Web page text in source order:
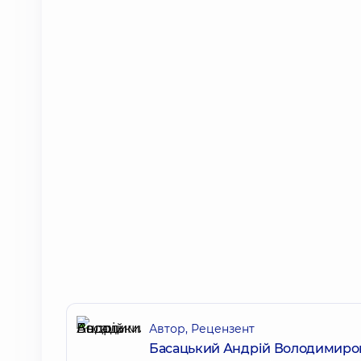
Автор, Рецензент
Басацький Андрій